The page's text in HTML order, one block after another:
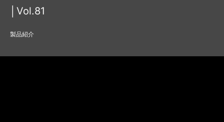
│Vol.81
製品紹介